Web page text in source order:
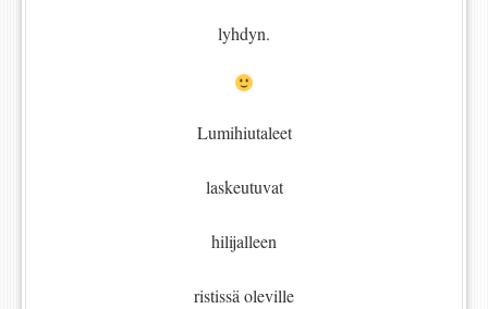
lyhdyn.
Lumihiutaleet
laskeutuvat
hilijalleen
ristissä oleville